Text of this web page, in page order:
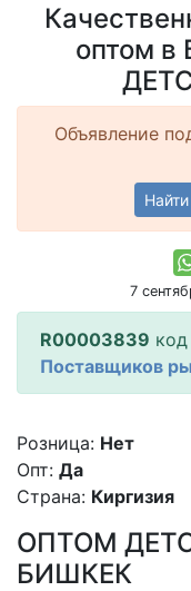
оптом
Объявление
7
R00003839
Поставщиков
Розница: Нет
Опт: Да
Страна: Киргизия
ОПТОМ
БИШКЕК